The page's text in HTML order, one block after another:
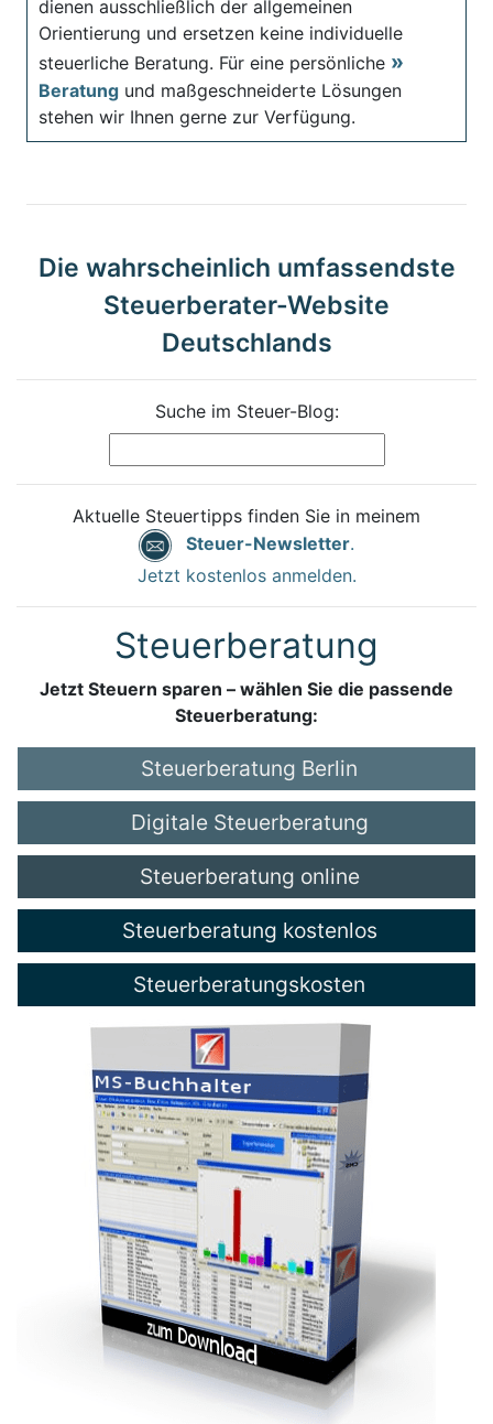
dienen ausschließlich der allgemeinen
Orientierung und ersetzen keine individuelle
steuerliche Beratung. Für eine persönliche
Beratung und maßgeschneiderte Lösungen
stehen wir Ihnen gerne zur Verfügung.
Die wahrscheinlich umfassendste
Steuerberater-Website
Deutschlands
Suche im Steuer-Blog:
Aktuelle Steuertipps finden Sie in meinem
Steuer-Newsletter.
Jetzt kostenlos anmelden.
Steuerberatung
Jetzt Steuern sparen – wählen Sie die passende
Steuerberatung:
Steuerberatung Berlin
Digitale Steuerberatung
Steuerberatung online
Steuerberatung kostenlos
Steuerberatungskosten